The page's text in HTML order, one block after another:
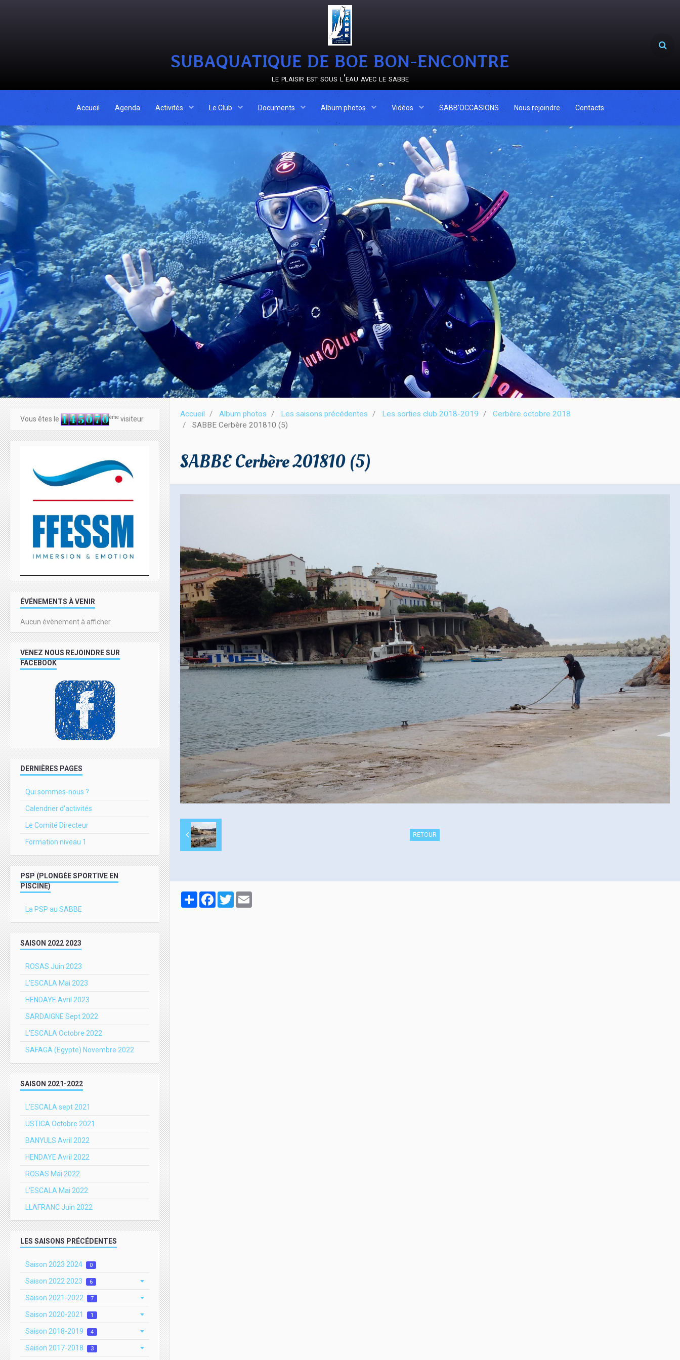
SUBAQUATIQUE DE BOE BON-ENCONTRE
le plaisir est sous l'eau avec le sabbe
Accueil Agenda Activités Le Club Documents Album photos Vidéos SABB'OCCASIONS Nous rejoindre Contacts
Accueil Album photos Les saisons précédentes Les sorties club 2018-2019
Cerbère octobre 2018
SABBE Cerbère 201810 (5)
SABBE Cerbère 201810 (5)
RETOUR
PartagerFacebook
Twitter
Vous êtes le ème visiteur
ÉVÉNEMENTS À VENIR
Aucun évènement à afficher.
VENEZ NOUS REJOINDRE SUR
FACEBOOK
DERNIÈRES PAGES
Qui sommes-nous ?
Calendrier d'activités
Le Comité Directeur
Formation niveau 1
PSP (PLONGÉE SPORTIVE EN
PISCINE)
La PSP au SABBE
SAISON 2022 2023
ROSAS Juin 2023
L'ESCALA Mai 2023
HENDAYE Avril 2023
SARDAIGNE Sept 2022
L'ESCALA Octobre 2022
SAFAGA (Egypte) Novembre 2022
SAISON 2021-2022
L'ESCALA sept 2021
USTICA Octobre 2021
BANYULS Avril 2022
HENDAYE Avril 2022
ROSAS Mai 2022
L'ESCALA Mai 2022
LLAFRANC Juin 2022
LES SAISONS PRÉCÉDENTES
Saison 2023 2024 0
Saison 2022 2023 6
Saison 2021-2022 7
Saison 2020-2021 1
Saison 2018-2019 4
Saison 2017-2018 3